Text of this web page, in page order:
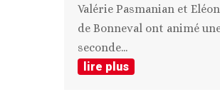
Valérie Pasmanian et
de Bonneval ont animé
seconde...
lire plus